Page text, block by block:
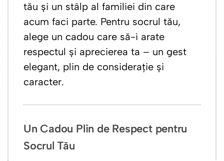
tău și un stâlp al familiei din care
acum faci parte. Pentru socrul tău,
alege un cadou care să-i arate
respectul și aprecierea ta – un gest
elegant, plin de considerație și
caracter.
Un Cadou Plin de Respect pentru
Socrul Tău